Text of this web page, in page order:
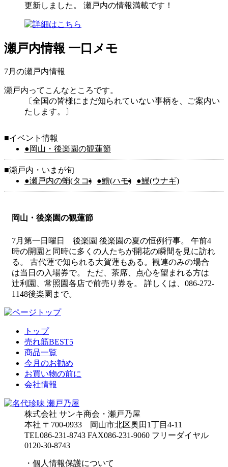
更新しました。 瀬戸内の情報満載です！
瀬戸内情報 一口メモ
7月の瀬戸内情報
瀬戸内ってこんなところです。
〔全国の皆様にまだ知られていない事柄を、ご案内い
たします。〕
■イベント情報
●岡山・後楽園の観蓮節
■瀬戸内・いまが旬
●瀬戸内の蛸(タコ)
●鱧(ハモ) ●鰻(ウナギ)
岡山・後楽園の観蓮節
7月第一日曜日 後楽園 後楽園の夏の恒例行事。 午前4
時の開園と同時に多くの人たちが開花の瞬間を見に訪れ
る。 古代蓮で知られる大賀蓮もある。観連のみの場合
は当日の入場券で。 ただ、茶席、点心を望まれる方は
辻利園、常照園各店で前売り券を。 詳しくは、086-272-
1148後楽園まで。
トップ
売れ筋BEST5
商品一覧
今月のお勧め
お買い物の前に
会社情報
株式会社 サンキ商会・瀬戸乃屋
本社 〒700-0933 岡山市北区奥田1丁目4-11
TEL086-231-8743 FAX086-231-9060 フリーダイヤル
0120-30-8743
・個人情報保護について